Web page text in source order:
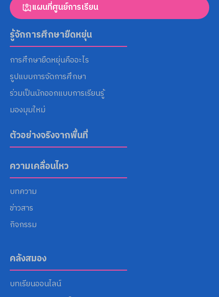
แผนที่ศูนย์การเรียน
รู้จักการศึกษายืดหยุ่น
การศึกษายืดหยุ่นคืออะไร
รูปแบบการจัดการศึกษา
ร่วมเป็นนักออกแบบการเรียนรู้
มองมุมใหม่
ตัวอย่างจริงจากพื้นที่
ความเคลื่อนไหว
บทความ
ข่าวสาร
กิจกรรม
คลังสมอง
บทเรียนออนไลน์